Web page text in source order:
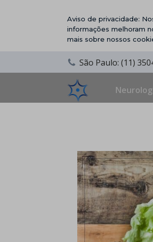
Aviso de privacidade:
informações melhoram
mais sobre nossos
São Paulo: (11)